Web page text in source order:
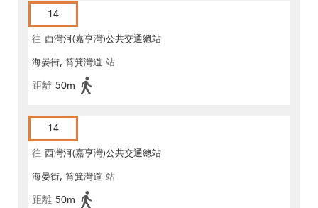
14
往 西灣河(嘉亨灣)公共交通總站
海晏街, 筲箕灣道 站
距離 50m
14
往 西灣河(嘉亨灣)公共交通總站
海晏街, 筲箕灣道 站
距離 50m